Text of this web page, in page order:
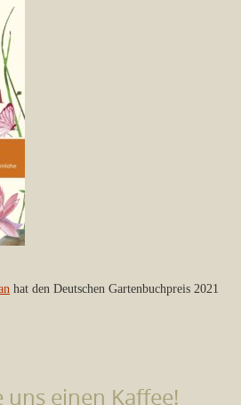
hat den Deutschen Gartenbuchpreis 2021
uns einen Kaffee!